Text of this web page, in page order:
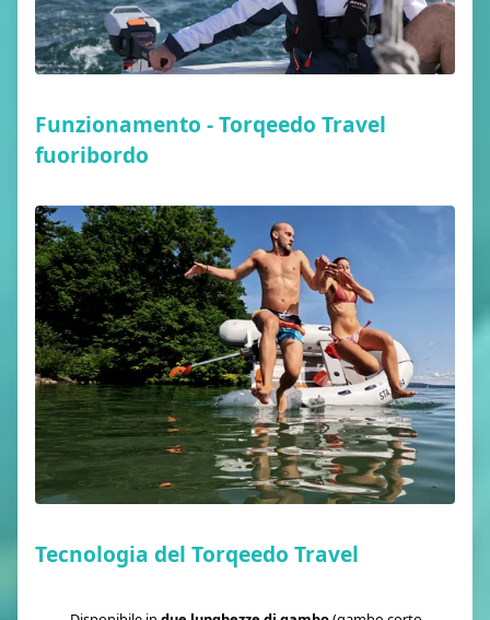
Funzionamento - Torqeedo Travel
fuoribordo
Tecnologia del Torqeedo Travel